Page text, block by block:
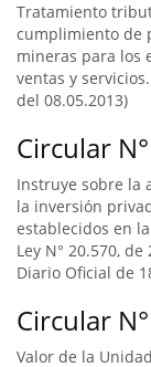
Tratamiento
cumplimiento de
mineras para los
ventas y
del 08.05.2013)
Circular
Instruye sobre la
la inversión
establecidos en
Ley N° 20.570,
Diario Oficial de
Circular
Valor de la